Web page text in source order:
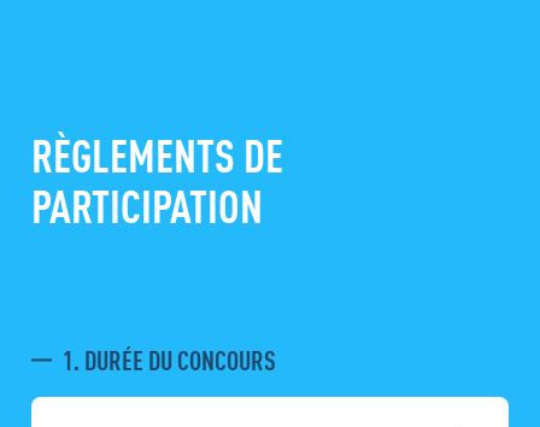
RÈGLEMENTS DE
PARTICIPATION
1. DURÉE DU CONCOURS